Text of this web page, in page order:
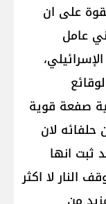
على ان
عامل
صفعة قوية
لان
ثبت انها
النار لا اكثر